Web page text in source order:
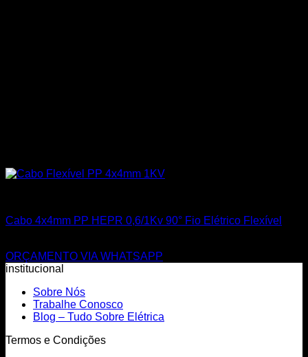
Cabo 4x4mm PP HEPR 0,6/1Kv 90° Fio Elétrico Flexível
ORÇAMENTO VIA WHATSAPP
institucional
Sobre Nós
Trabalhe Conosco
Blog – Tudo Sobre Elétrica
Termos e Condições